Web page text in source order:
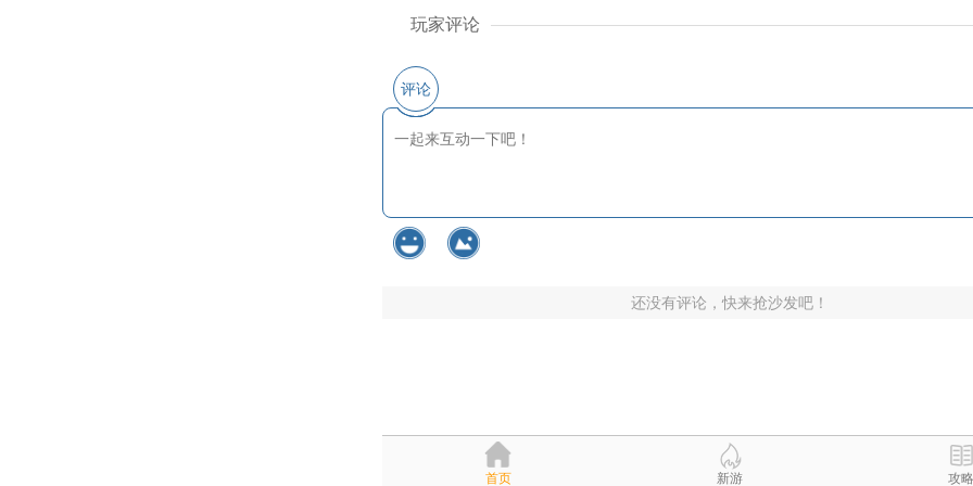
玩家评论
评论
还没有评论，快来抢沙发吧！
首页 新游 攻略